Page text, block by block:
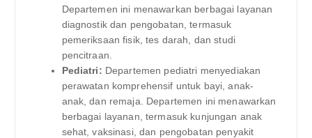
Departemen ini menawarkan berbagai layanan
diagnostik dan pengobatan, termasuk
pemeriksaan fisik, tes darah, dan studi
pencitraan.
Pediatri: Departemen pediatri menyediakan
perawatan komprehensif untuk bayi, anak-
anak, dan remaja. Departemen ini menawarkan
berbagai layanan, termasuk kunjungan anak
sehat, vaksinasi, dan pengobatan penyakit